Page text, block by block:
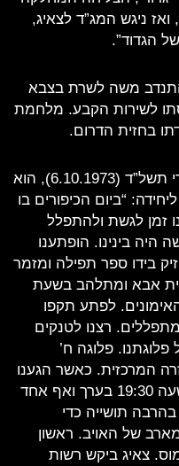
ניגש המג”ד לצאיג,
הגדוד”.
משה לשרת בצבא
לשירות הקבע. מלחמת
בחזית הדרום.
על היום הראשון לקרבות, י’ בתשרי תשל”ד (6.10.1973), הוא
“ביום הכיפורים בו
זמן לגשת ולהתפלל
היה בינינו. הופתענו
בידו ספר תפילה ומזמר
בית אבא ומתלהב בשעת
לפתע תקפו
מתפללים. רצנו לטנקים
פלוגה ח’
המרכזית. כאשר הגענו
לאזור הקרבות כבר היה לילה; השעה 19:30 בערך ואף אחד
תושייה כדי
של האויב. ראשון
צאיג ביקש רשות